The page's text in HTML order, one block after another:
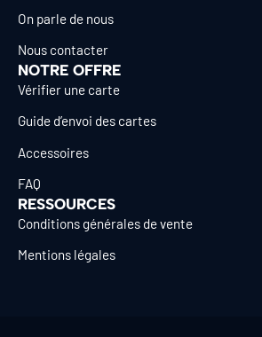
On parle de nous
Nous contacter
NOTRE OFFRE
Vérifier une carte
Guide d’envoi des cartes
Accessoires
FAQ
RESSOURCES
Conditions générales de vente
Mentions légales